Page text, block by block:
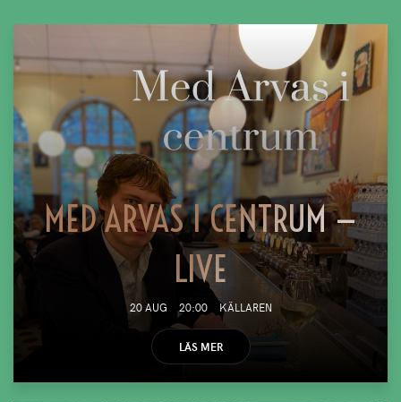
MED ARVAS I CENTRUM —
LIVE
20 AUG 20:00 KÄLLAREN
LÄS MER